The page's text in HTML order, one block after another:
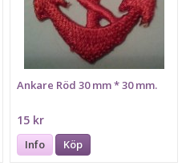
Ankare Röd 30 mm * 30 mm.
15 kr
Info Köp